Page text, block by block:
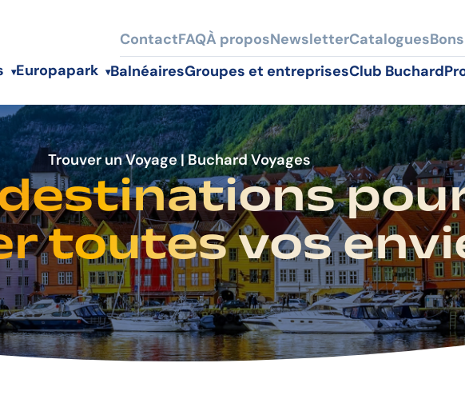
Europapark BalnéairesGroupes et entreprisesClub Buchard
ContactFAQÀ proposNewsletterCatalogues
Trouver un Voyage | Buchard Voyages
toutes vos